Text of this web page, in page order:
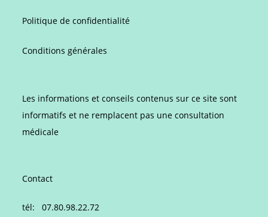
Politique de confidentialité
Conditions générales
Les informations et conseils contenus sur ce site sont
informatifs et ne remplacent pas une consultation
médicale
Contact
tél: 07.80.98.22.72